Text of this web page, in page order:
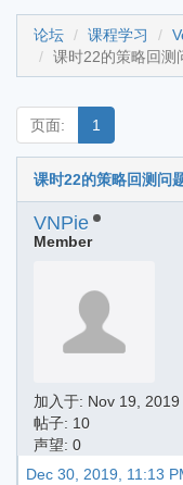
论坛 课程学习
课时22的策略回测
页面: 1
课时22的策略回测问
VNPie
Member
加入于: Nov 19, 2019
帖子: 10
声望: 0
Dec 30, 2019, 11:13